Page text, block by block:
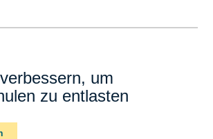
um
zu entlasten